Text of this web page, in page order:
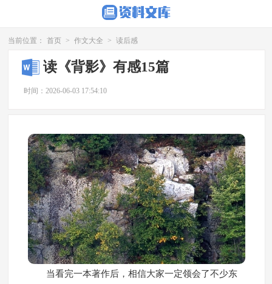
当前位置： 首页 > 作文大全 > 读后感
读《背影》有感15篇
时间：2026-06-03 17:54:10
当看完一本著作后，相信大家一定领会了不少东